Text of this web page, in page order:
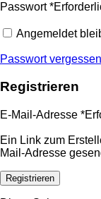
Passwort*
Angemeldet
Passwort
Registrieren
E-Mail-Adresse *
Ein Link zum
Mail-Adresse
Registrieren